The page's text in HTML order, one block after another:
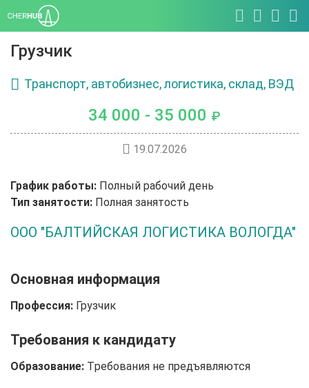
Грузчик
Транспорт, автобизнес, логистика, склад, ВЭД
34 000 - 35 000 ₽
19.07.2026
График работы: Полный рабочий день
Тип занятости: Полная занятость
ООО "БАЛТИЙСКАЯ ЛОГИСТИКА ВОЛОГДА"
Основная информация
Профессия: Грузчик
Требования к кандидату
Образование: Tребования не предъявляются